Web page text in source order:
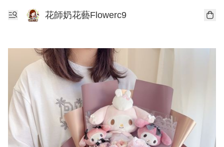
花師奶花藝Flowerc9